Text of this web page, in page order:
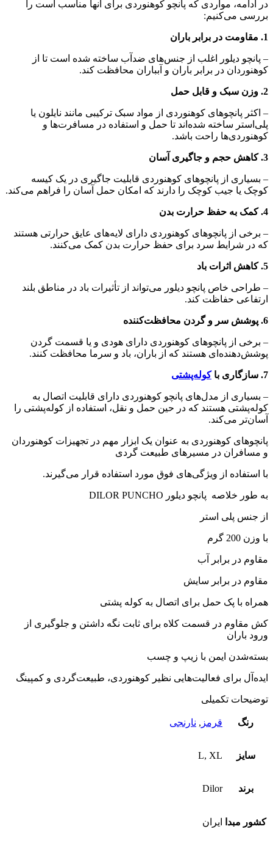
در ادامه، مواردی که پانچو کوهنوردی برای آنها مناسب است را
بررسی می‌کنیم:
1. مقاومت در برابر باران
– پانچو دیلور اغلب از جنس‌های ضدآب ساخته شده است تا از
کوهنوردان در برابر باران و آبباران محافظت کند.
2. وزن سبک و قابل حمل
– اکثر پانچوهای کوهنوردی از مواد سبک ترکیبی مانند نایلون یا
پلی‌استر ساخته شده‌اند تا حمل و استفاده در مسافرت‌ها و
کوهنوردی‌ها راحت باشد.
3. کاهش حجم و جاگیری آسان
– بسیاری از پانچوهای کوهنوردی قابلیت جاگیری در یک کیسه
کوچک یا جیب کوچک را دارند که امکان حمل آسان را فراهم می‌کند.
4. کمک به حفظ حرارت بدن
– برخی از پانچوهای کوهنوردی دارای لایه‌های عایق حرارتی هستند
که در شرایط سرد برای حفظ حرارت بدن کمک می‌کنند.
5. کاهش اثرات باد
– طراحی خاص پانچو دیلور می‌تواند از تأثیرات باد در مناطق بلند
ارتفاعی حفاظت کند.
6. پوشش سر و گردن محافظت‌کننده
– برخی از پانچوهای کوهنوردی دارای هودی و یا قسمت گردن
پوشش‌دهنده‌ای هستند که از باران، باد و سرما محافظت کنند.
7. سازگاری با کوله‌پشتی
– بسیاری از مدل‌های پانچو کوهنوردی دارای قابلیت اتصال به
کوله‌پشتی هستند که در حین حمل و نقل، استفاده از کوله‌پشتی را
آسان‌تر می‌کند.
پانچوهای کوهنوردی به عنوان یک ابزار مهم در تجهیزات کوهنوردان
و مسافران در مسیرهای طبیعت گردی
با استفاده از ویژگی‌های فوق مورد استفاده قرار می‌گیرند.
به طور خلاصه پانچو دیلور DILOR PUNCHO
از جنس پلی استر
با وزن 200 گرم
مقاوم در برابر آب
مقاوم در برابر سایش
همراه با پک حمل برای اتصال به کوله پشتی
کش مقاوم در قسمت کلاه برای ثابت نگه داشتن و جلوگیری از
ورود باران
بسته‌شدن ایمن با زیپ و چسب
ایده‌آل برای فعالیت‌هایی نظیر کوهنوردی، طبیعت‌گردی و کمپینگ
توضیحات تکمیلی
رنگ قرمز , نارنجی
سایز L, XL
برند Dilor
کشور مبدا ایران